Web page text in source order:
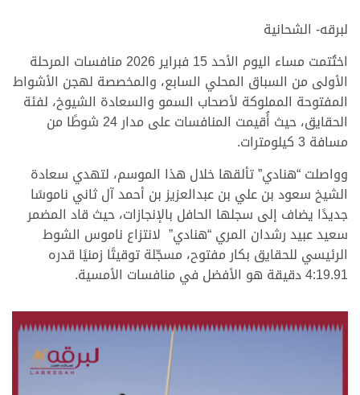
لبرقه- الشحانية
اختُتمت مساء اليوم الأحد 15 فبراير 2026 منافسات المرحلة
الأولى من السباق المحلي السابع، والمخصصة لهجن الأشواط
المفتوحة المملوكة لأصحاب السمو والسعادة الشيوخ، لفئة
الحقايق، حيث أُقيمت المنافسات على مدار 24 شوطًا من
مسافة 3 كيلومترات.
وواصلت “هنادي” تألقها خلال هذا الموسم، لتهدي سعادة
الشيخ سعود بن علي بن عبدالعزيز بن أحمد آل ثاني ناموسًا
جديدًا يضاف إلى سجلها الحافل بالإنجازات، حيث قاد المضمر
سعيد عبيد رشدان المري “هنادي” لانتزاع ناموس الشوط
الرئيسي للحقايق بكار مفتوح، مسجّلة توقيتًا زمنيًا قدره
4:19.91 دقيقة هو الأفضل في منافسات الأمسية.